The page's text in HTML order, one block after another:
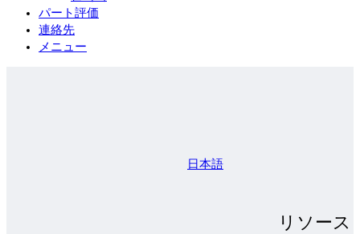
パート評価
連絡先
メニュー
日本語
リソース